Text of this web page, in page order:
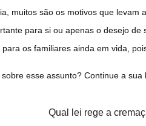
muitos são os motivos que levam
para si ou apenas o desejo
os familiares ainda em vida,
esse assunto? Continue a sua
Qual lei rege a